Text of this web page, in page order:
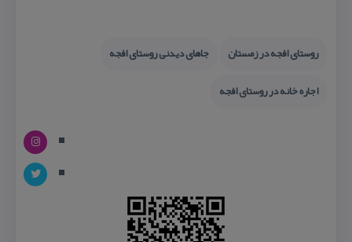
روستای افجه در زمستان
جاهای دیدنی روستای افجه
اجاره خانه در روستای افجه